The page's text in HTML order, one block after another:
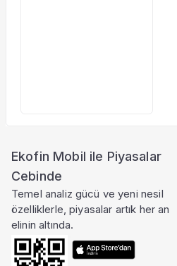
Ekofin Mobil ile Piyasalar
Cebinde
Temel analiz gücü ve yeni nesil
özelliklerle, piyasalar artık her an
elinin altında.